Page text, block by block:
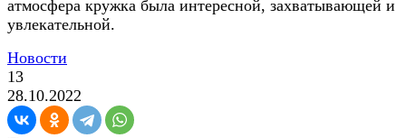
атмосфера кружка была интересной, захватывающей и
увлекательной.
Новости
13
28.10.2022